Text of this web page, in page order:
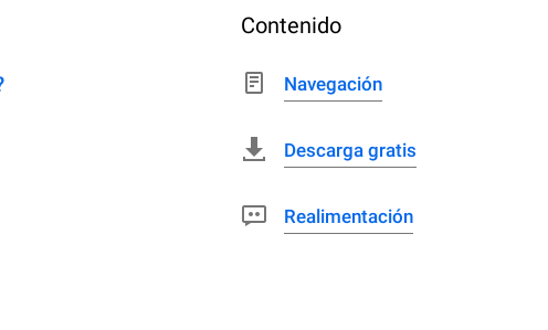
Contenido
Navegación
Descarga gratis
Realimentación